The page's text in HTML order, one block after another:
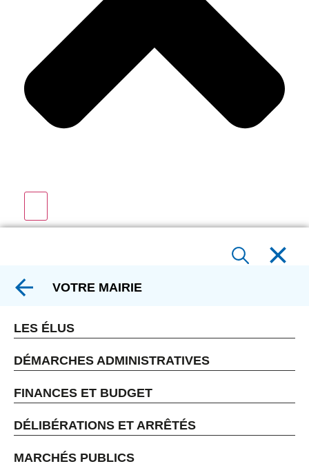
VOTRE MAIRIE
LES ÉLUS
DÉMARCHES ADMINISTRATIVES
FINANCES ET BUDGET
DÉLIBÉRATIONS ET ARRÊTÉS
MARCHÉS PUBLICS